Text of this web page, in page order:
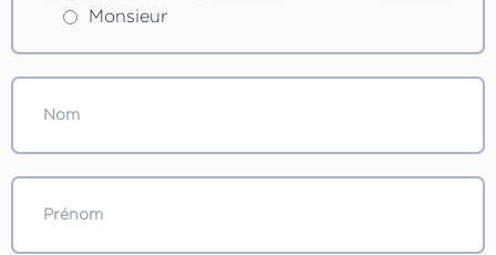
Monsieur